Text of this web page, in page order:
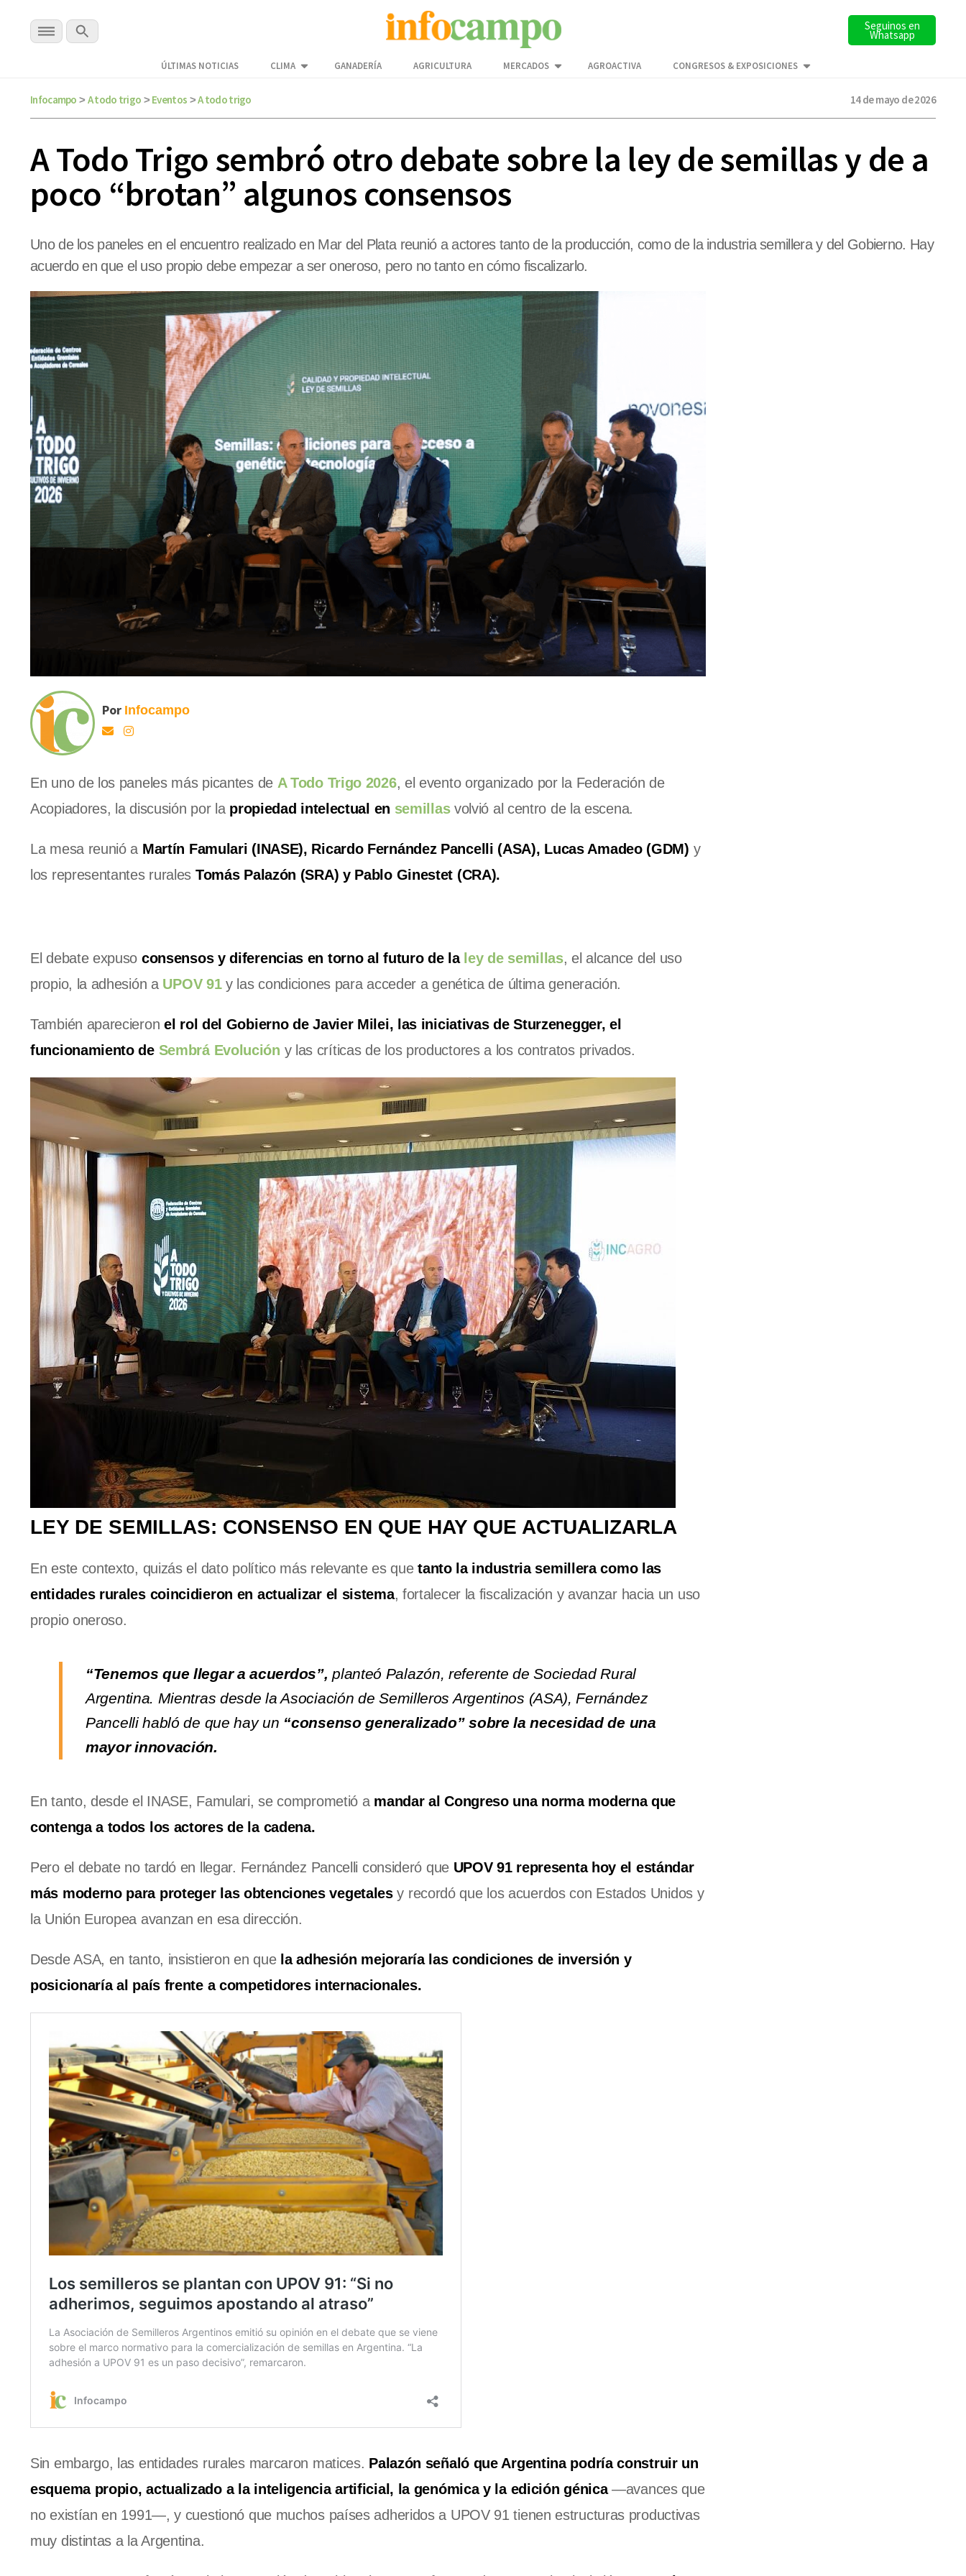
Seguinos en
Whatsapp
ÚLTIMAS NOTICIAS CLIMA GANADERÍA AGRICULTURA MERCADOS AGROACTIVA CONGRESOS & EXPOSICIONES
Infocampo > A todo trigo > Eventos >A todo trigo 14 de mayo de 2026
A Todo Trigo sembró otro debate sobre la ley de semillas y de a
poco “brotan” algunos consensos
Uno de los paneles en el encuentro realizado en Mar del Plata reunió a actores tanto de la producción, como de la industria semillera y del Gobierno. Hay
acuerdo en que el uso propio debe empezar a ser oneroso, pero no tanto en cómo fiscalizarlo.
Por Infocampo
En uno de los paneles más picantes de A Todo Trigo 2026, el evento organizado por la Federación de
Acopiadores, la discusión por la propiedad intelectual en semillasvolvió al centro de la escena.
La mesa reunió a Martín Famulari (INASE), Ricardo Fernández Pancelli (ASA), Lucas Amadeo (GDM) y
los representantes rurales Tomás Palazón (SRA) y Pablo Ginestet (CRA).
El debate expuso consensos y diferencias en torno al futuro de la ley de semillas, el alcance del uso
propio, la adhesión a UPOV 91y las condiciones para acceder a genética de última generación.
También aparecieron el rol del Gobierno de Javier Milei, las iniciativas de Sturzenegger, el
funcionamiento de Sembrá Evolución y las críticas de los productores a los contratos privados.
LEY DE SEMILLAS: CONSENSO EN QUE HAY QUE ACTUALIZARLA
En este contexto, quizás el dato político más relevante es quetanto la industria semillera como las
entidades rurales coincidieron en actualizar el sistema, fortalecer la fiscalización y avanzar hacia un uso
propio oneroso.
“Tenemos que llegar a acuerdos”, planteó Palazón, referente de Sociedad Rural
Argentina. Mientras desde la Asociación de Semilleros Argentinos (ASA), Fernández
Pancelli habló de que hay un “consenso generalizado” sobre la necesidad de una
mayor innovación.
En tanto, desde el INASE, Famulari, se comprometió a mandar al Congreso una norma moderna que
contenga a todos los actores de la cadena.
Pero el debate no tardó en llegar. Fernández Pancelli consideró que UPOV 91 representa hoy el estándar
más moderno para proteger las obtenciones vegetalesy recordó que los acuerdos con Estados Unidos y
la Unión Europea avanzan en esa dirección.
Desde ASA, en tanto, insistieron en que la adhesión mejoraría las condiciones de inversión y
posicionaría al país frente a competidores internacionales.
Sin embargo, las entidades rurales marcaron matices. Palazón señaló que Argentina podría construir un
esquema propio, actualizado a la inteligencia artificial, la genómica y la edición génica—avances que
no existían en 1991—, y cuestionó que muchos países adheridos a UPOV 91 tienen estructuras productivas
muy distintas a la Argentina.